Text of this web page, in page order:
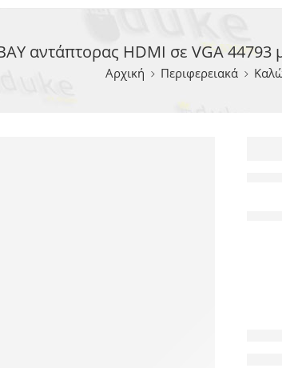
αντάπτορας HDMI σε VGA
Αρχική Περιφερειακά